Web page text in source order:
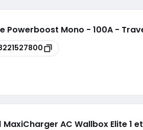
Powerboost Mono - 100A -
MaxiCharger AC Wallbox Elite 1